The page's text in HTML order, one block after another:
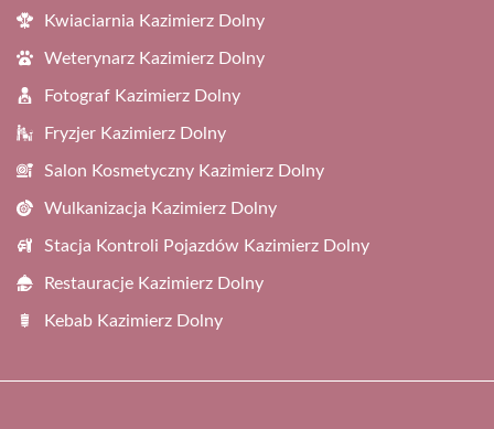
Kwiaciarnia Kazimierz Dolny
Weterynarz Kazimierz Dolny
Fotograf Kazimierz Dolny
Fryzjer Kazimierz Dolny
Salon Kosmetyczny Kazimierz Dolny
Wulkanizacja Kazimierz Dolny
Stacja Kontroli Pojazdów Kazimierz Dolny
Restauracje Kazimierz Dolny
Kebab Kazimierz Dolny